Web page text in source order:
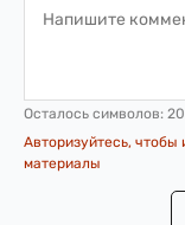
Осталось символов:
Авторизуйтесь, чтобы
материалы